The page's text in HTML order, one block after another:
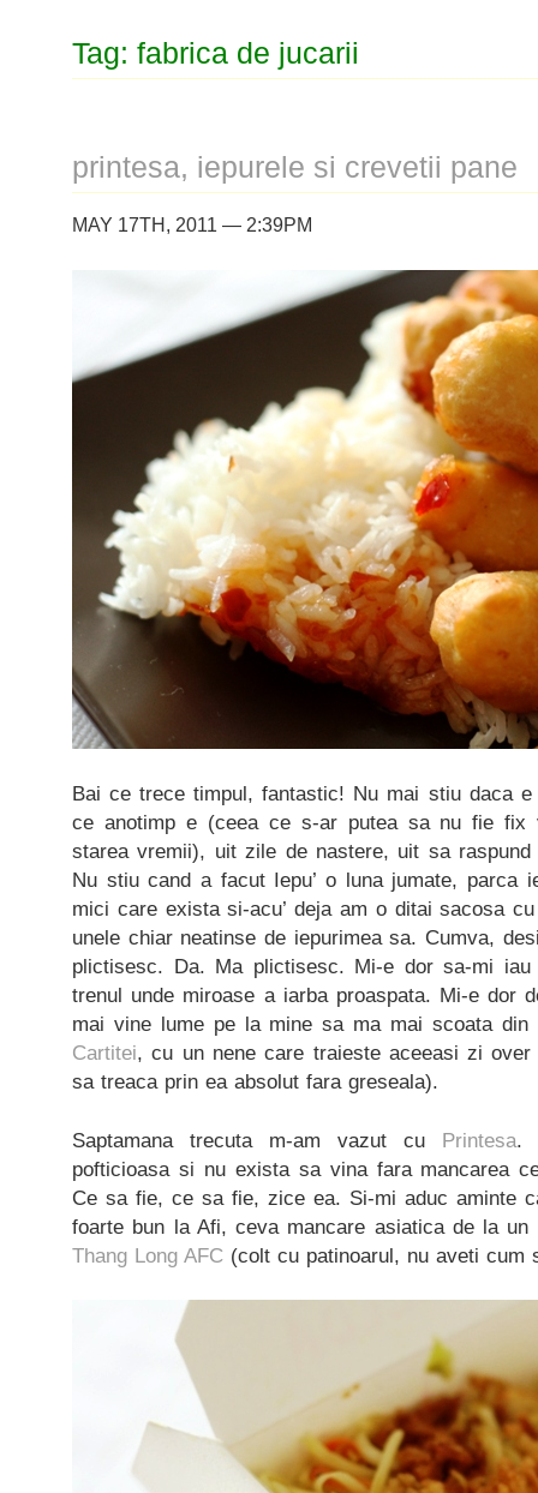
Tag: fabrica de jucarii
printesa, iepurele si crevetii pane
MAY 17TH, 2011 — 2:39PM
Bai ce trece timpul, fantastic! Nu mai stiu daca
ce anotimp e (ceea ce s-ar putea sa nu fie fix
starea vremii), uit zile de nastere, uit sa
Nu stiu cand a facut Iepu’ o luna jumate, parca
mici care exista si-acu’ deja am o ditai sacosa
unele chiar neatinse de iepurimea sa. Cumva,
plictisesc. Da. Ma plictisesc. Mi-e dor sa-mi
trenul unde miroase a iarba proaspata. Mi-e dor
mai vine lume pe la mine sa ma mai scoata
Cartitei, cu un nene care traieste aceeasi zi
sa treaca prin ea absolut fara greseala).
Saptamana trecuta m-am vazut cu Printesa.
pofticioasa si nu exista sa vina fara mancarea
Ce sa fie, ce sa fie, zice ea. Si-mi aduc aminte
foarte bun la Afi, ceva mancare asiatica de la
Thang Long AFC (colt cu patinoarul, nu aveti cum